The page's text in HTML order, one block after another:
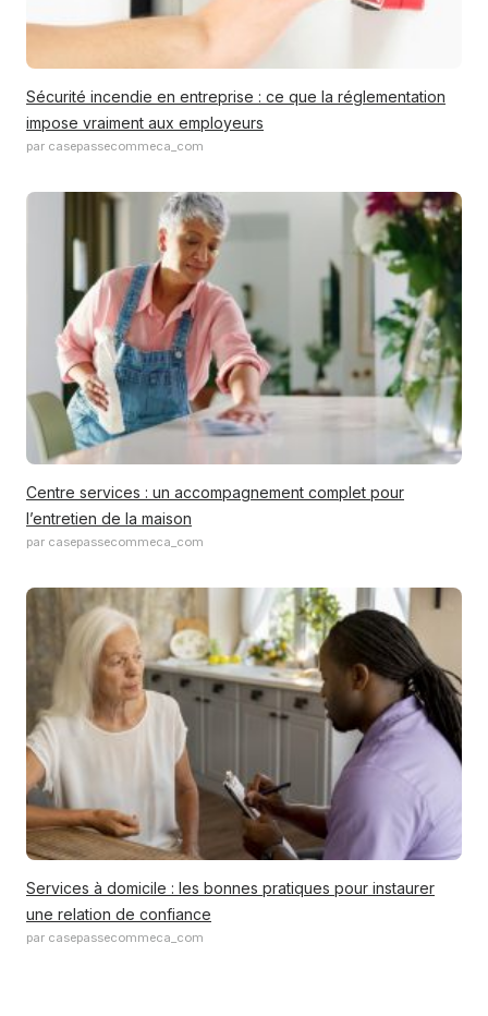
Sécurité incendie en entreprise : ce que la réglementation
impose vraiment aux employeurs
par casepassecommeca_com
Centre services : un accompagnement complet pour
l’entretien de la maison
par casepassecommeca_com
Services à domicile : les bonnes pratiques pour instaurer
une relation de confiance
par casepassecommeca_com